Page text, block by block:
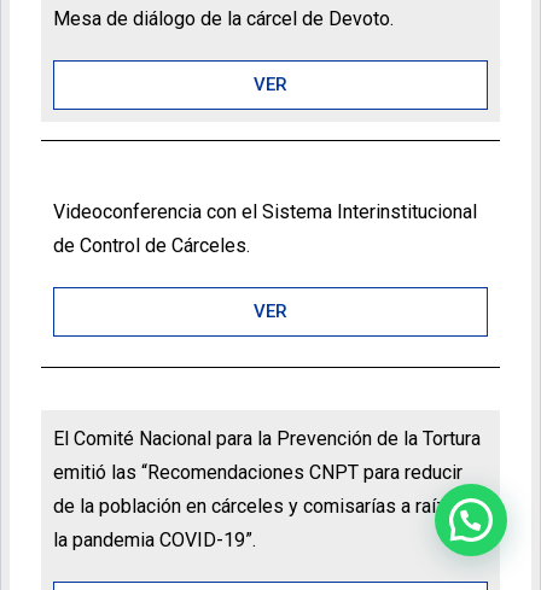
Mesa de diálogo de la cárcel de Devoto.
VER
Videoconferencia con el Sistema Interinstitucional
de Control de Cárceles.
VER
El Comité Nacional para la Prevención de la Tortura
emitió las “Recomendaciones CNPT para reducir
de la población en cárceles y comisarías a raíz de
la pandemia COVID-19”.